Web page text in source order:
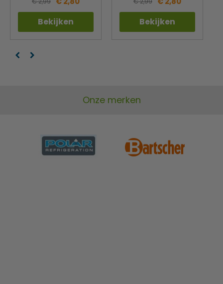
Bekijken Bekijken
Onze merken